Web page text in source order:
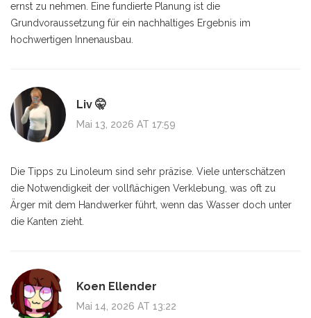
ernst zu nehmen. Eine fundierte Planung ist die
Grundvoraussetzung für ein nachhaltiges Ergebnis im
hochwertigen Innenausbau.
Liv 🤫
Mai 13, 2026 AT 17:59
Die Tipps zu Linoleum sind sehr präzise. Viele unterschätzen
die Notwendigkeit der vollflächigen Verklebung, was oft zu
Ärger mit dem Handwerker führt, wenn das Wasser doch unter
die Kanten zieht.
Koen Ellender
Mai 14, 2026 AT 13:22